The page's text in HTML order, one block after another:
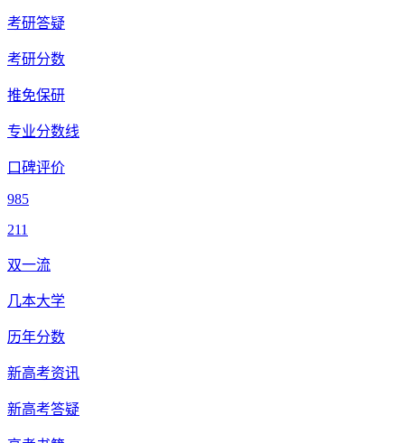
考研答疑
考研分数
推免保研
专业分数线
口碑评价
985
211
双一流
几本大学
历年分数
新高考资讯
新高考答疑